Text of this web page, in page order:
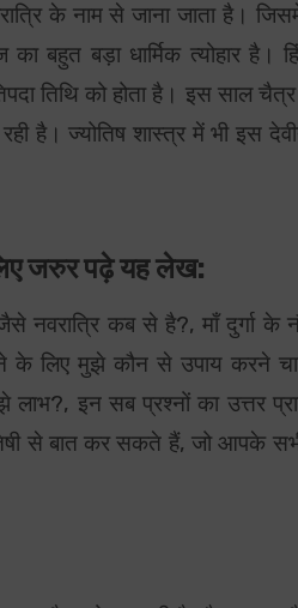
के नाम से जाना जाता है। जिसमें
बहुत बड़ा धार्मिक त्योहार है।
तिथि को होता है। इस साल चैत्र
है। ज्योतिष शास्त्र में भी इस
जरुर पढ़े यह लेख:
नवरात्रि कब से है?, माँ दुर्गा के
के लिए मुझे कौन से उपाय करने
लाभ?, इन सब प्रश्नों का उत्तर
से बात कर सकते हैं, जो आपके